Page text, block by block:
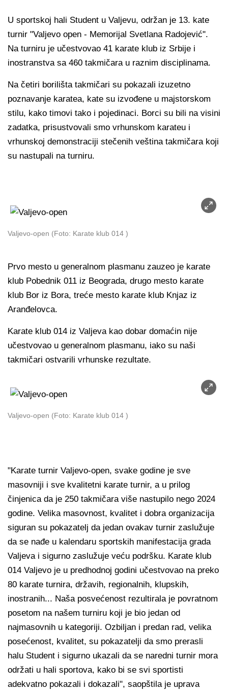
U sportskoj hali Student u Valjevu, održan je 13. kate
turnir "Valjevo open - Memorijal Svetlana Radojević".
Na turniru je učestvovao 41 karate klub iz Srbije i
inostranstva sa 460 takmičara u raznim disciplinama.
Na četiri borilišta takmičari su pokazali izuzetno
poznavanje karatea, kate su izvođene u majstorskom
stilu, kako timovi tako i pojedinaci. Borci su bili na visini
zadatka, prisustvovali smo vrhunskom karateu i
vrhunskoj demonstraciji stečenih veština takmičara koji
su nastupali na turniru.
Valjevo-open (Foto: Karate klub 014 )
Prvo mesto u generalnom plasmanu zauzeo je karate
klub Pobednik 011 iz Beograda, drugo mesto karate
klub Bor iz Bora, treće mesto karate klub Knjaz iz
Aranđelovca.
Karate klub 014 iz Valjeva kao dobar domaćin nije
učestvovao u generalnom plasmanu, iako su naši
takmičari ostvarili vrhunske rezultate.
Valjevo-open (Foto: Karate klub 014 )
"Karate turnir Valjevo-open, svake godine je sve
masovniji i sve kvalitetni karate turnir, a u prilog
činjenica da je 250 takmičara više nastupilo nego 2024
godine. Velika masovnost, kvalitet i dobra organizacija
siguran su pokazatelj da jedan ovakav turnir zaslužuje
da se nađe u kalendaru sportskih manifestacija grada
Valjeva i sigurno zaslužuje veću podršku. Karate klub
014 Valjevo je u predhodnoj godini učestvovao na preko
80 karate turnira, državih, regionalnih, klupskih,
inostranih... Naša posvećenost rezultirala je povratnom
posetom na našem turniru koji je bio jedan od
najmasovnih u kategoriji. Ozbiljan i predan rad, velika
posećenost, kvalitet, su pokazatelji da smo prerasli
halu Student i sigurno ukazali da se naredni turnir mora
održati u hali sportova, kako bi se svi sportisti
adekvatno pokazali i dokazali", saopštila je uprava